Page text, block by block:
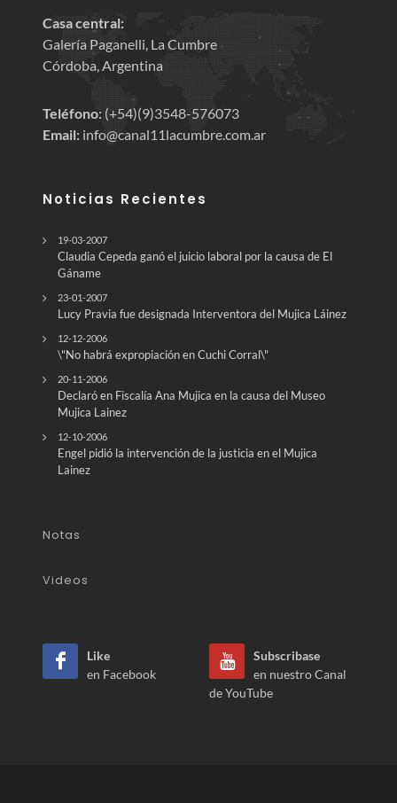
Casa central:
Galería Paganelli, La Cumbre
Córdoba, Argentina
Teléfono: (+54)(9)3548-576073
Email: info@canal11lacumbre.com.ar
Noticias Recientes
19-03-2007
Claudia Cepeda ganó el juicio laboral por la causa de El
Gáname
23-01-2007
Lucy Pravia fue designada Interventora del Mujica Láinez
12-12-2006
\"No habrá expropiación en Cuchi Corral\"
20-11-2006
Declaró en Fiscalía Ana Mujica en la causa del Museo
Mujica Lainez
12-10-2006
Engel pidió la intervención de la justicia en el Mujica
Lainez
Notas
Videos
Like
en Facebook
Subscribase
en nuestro Canal
de YouTube